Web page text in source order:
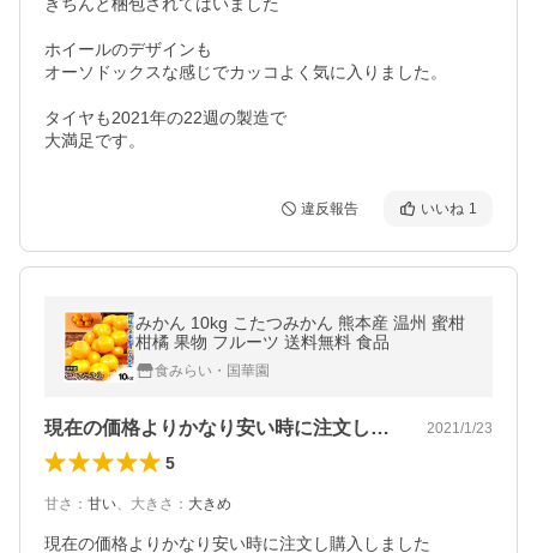
ホイールのデザインも
オーソドックスな感じでカッコよく気に入りました。
タイヤも2021年の22週の製造で
大満足です。
違反報告 いいね 1
みかん 10kg こたつみかん 熊本産 温州 蜜柑
柑橘 果物 フルーツ 送料無料 食品
食みらい・国華園
現在の価格よりかなり安い時に注文し購入… 2021/1/23
5
甘さ ： 甘い、 大きさ ： 大きめ
現在の価格よりかなり安い時に注文し購入しました